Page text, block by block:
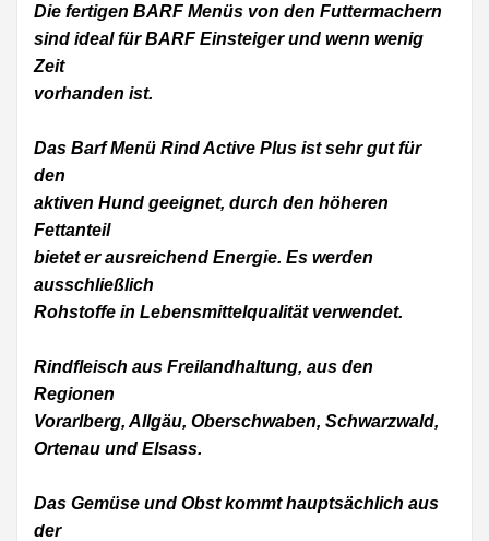
Die fertigen BARF Menüs von den Futtermachern
sind ideal für BARF Einsteiger und wenn wenig
Zeit
vorhanden ist.
Das Barf Menü Rind Active Plus ist sehr gut für
den
aktiven Hund geeignet, durch den höheren
Fettanteil
bietet er ausreichend Energie. Es werden
ausschließlich
Rohstoffe in Lebensmittelqualität verwendet.
Rindfleisch aus Freilandhaltung, aus den
Regionen
Vorarlberg, Allgäu, Oberschwaben, Schwarzwald,
Ortenau und Elsass.
Das Gemüse und Obst kommt hauptsächlich aus
der